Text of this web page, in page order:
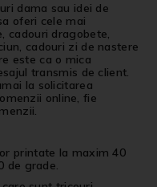
dama sau idei de
oferi cele mai
cadouri dragobete,
cadouri zi de nastere
este ca o mica
transmis de client.
la solicitarea
online, fie
printate la maxim 40
de grade.